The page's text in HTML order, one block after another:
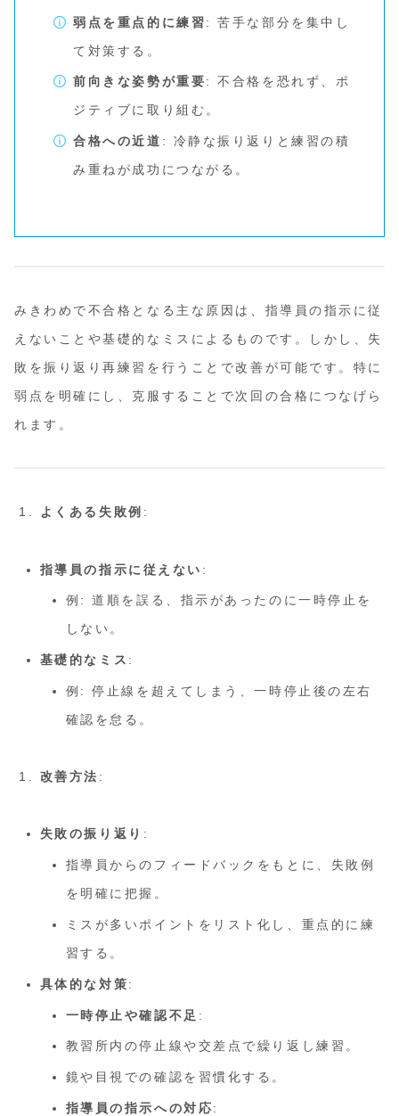
弱点を重点的に練習 : 苦手な部分を集中し
て対策する。
前向きな姿勢が重要: 不合格を恐れず、ポ
ジティブに取り組む。
合格への近道 : 冷静な振り返りと練習の積
み重ねが成功につながる。
みきわめで不合格となる主な原因は、指導員の指示に従
えないことや基礎的なミスによるものです。しかし、失
敗を振り返り再練習を行うことで改善が可能です。特に
弱点を明確にし、克服することで次回の合格につなげら
れます。
よくある失敗例 :
指導員の指示に従えない :
例: 道順を誤る、指示があったのに一時停止を
しない。
基礎的なミス :
例: 停止線を超えてしまう、一時停止後の左右
確認を怠る。
改善方法 :
失敗の振り返り :
指導員からのフィードバックをもとに、失敗例
を明確に把握。
ミスが多いポイントをリスト化し、重点的に練
習する。
具体的な対策:
一時停止や確認不足 :
教習所内の停止線や交差点で繰り返し練習。
鏡や目視での確認を習慣化する。
指導員の指示への対応: